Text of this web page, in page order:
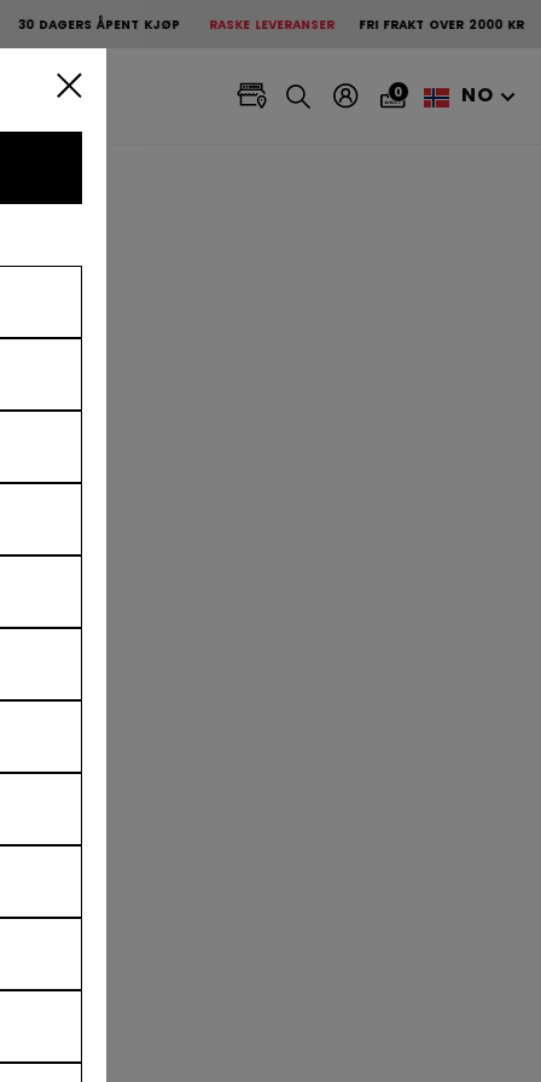
KJØP RASKE LEVERANSERFRI FRAKT OVER 2000 KRGRATIS
0 NO